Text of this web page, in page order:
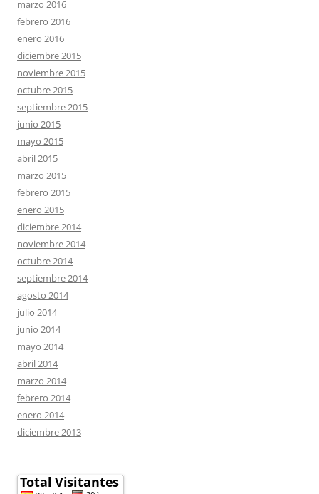
marzo 2016
febrero 2016
enero 2016
diciembre 2015
noviembre 2015
octubre 2015
septiembre 2015
junio 2015
mayo 2015
abril 2015
marzo 2015
febrero 2015
enero 2015
diciembre 2014
noviembre 2014
octubre 2014
septiembre 2014
agosto 2014
julio 2014
junio 2014
mayo 2014
abril 2014
marzo 2014
febrero 2014
enero 2014
diciembre 2013